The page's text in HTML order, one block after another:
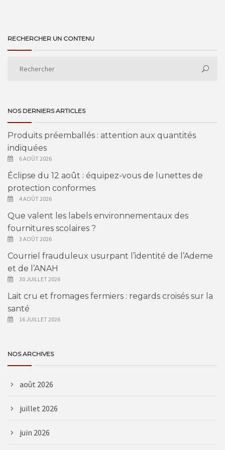
RECHERCHER UN CONTENU
NOS DERNIERS ARTICLES
Produits préemballés : attention aux quantités
indiquées
6 AOÛT 2026
Éclipse du 12 août : équipez-vous de lunettes de
protection conformes
4 AOÛT 2026
Que valent les labels environnementaux des
fournitures scolaires ?
3 AOÛT 2026
Courriel frauduleux usurpant l’identité de l’Ademe
et de l’ANAH
30 JUILLET 2026
Lait cru et fromages fermiers : regards croisés sur la
santé
16 JUILLET 2026
NOS ARCHIVES
août 2026
juillet 2026
juin 2026